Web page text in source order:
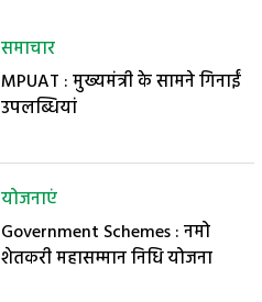
समाचार
MPUAT : मुख्यमंत्री के सामने गिनाईं
उपलब्धियां
योजनाएं
Government Schemes : नमो
शेतकरी महासम्मान निधि योजना